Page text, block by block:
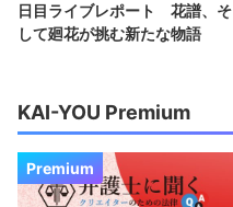
日目ライブレポート 花譜、そ
して廻花が挑む新たな物語
KAI-YOU Premium
Premium